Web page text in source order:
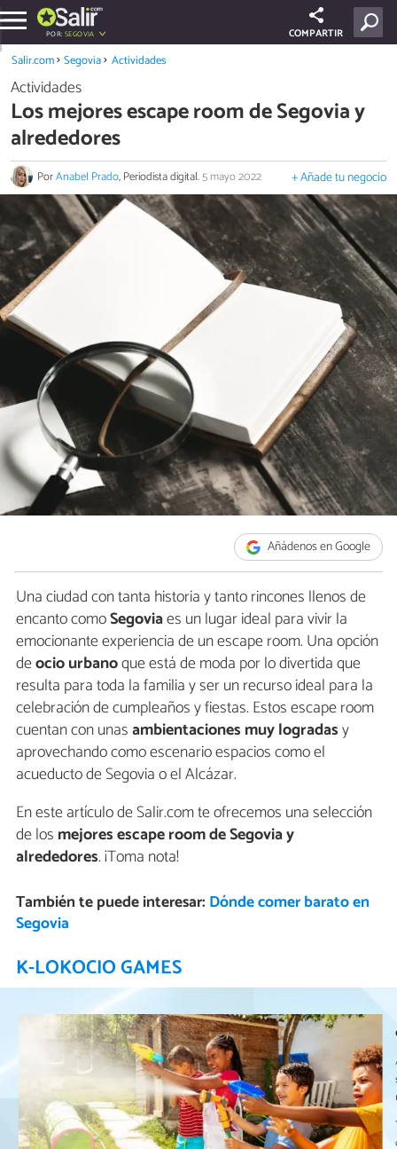
POR:SEGOVIA COMPARTIR
Salir.com Segovia Actividades
Actividades
Los mejores escape room de Segovia y
alrededores
PorAnabel Prado, Periodista digital.5 mayo 2022 + Añade tu negocio
Añádenos en Google
Una ciudad con tanta historia y tanto rincones llenos de
encanto comoSegoviaes un lugar ideal para vivir la
emocionante experiencia de un escape room. Una opción
deocio urbanoque está de moda por lo divertida que
resulta para toda la familia y ser un recurso ideal para la
celebración de cumpleaños y fiestas. Estos escape room
cuentan con unasambientaciones muy logradasy
aprovechando como escenario espacios como el
acueducto de Segovia o el Alcázar.
En este artículo de Salir.com te ofrecemos una selección
de los mejores escape room de Segovia y
alrededores. ¡Toma nota!
También te puede interesar: Dónde comer barato en
Segovia
K-LOKOCIO GAMES